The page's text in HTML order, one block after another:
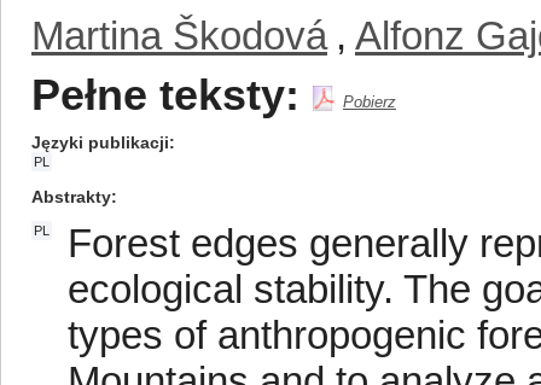
Martina Škodová , Alfonz
Pełne teksty: Pobierz
Języki publikacji
PL
Abstrakty
PL
Forest edges generally
ecological stability. The
types of anthropogenic